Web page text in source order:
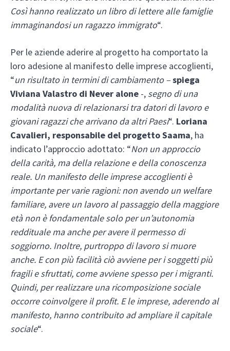
Così hanno realizzato un libro di lettere alle famiglie
immaginandosi un ragazzo immigrato“.
Per le aziende aderire al progetto ha comportato la
loro adesione al manifesto delle imprese accoglienti,
“un risultato in termini di cambiamento –spiega
Viviana Valastro di Never alone -, segno di una
modalità nuova di relazionarsi tra datori di lavoro e
giovani ragazzi che arrivano da altri Paesi“. Loriana
Cavalieri, responsabile del progetto Saama, ha
indicato l’approccio adottato: “Non un approccio
della carità, ma della relazione e della conoscenza
reale. Un manifesto delle imprese accoglienti è
importante per varie ragioni: non avendo un welfare
familiare, avere un lavoro al passaggio della maggiore
età non è fondamentale solo per un’autonomia
reddituale ma anche per avere il permesso di
soggiorno. Inoltre, purtroppo di lavoro si muore
anche. E con più facilità ciò avviene per i soggetti più
fragili e sfruttati, come avviene spesso per i migranti.
Quindi, per realizzare una ricomposizione sociale
occorre coinvolgere il profit. E le imprese, aderendo al
manifesto, hanno contribuito ad ampliare il capitale
sociale“.